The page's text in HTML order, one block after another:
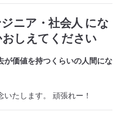
ニア・社会人 にな
しえてください
が価値を持つくらいの人間にな
たします。 頑張れー！